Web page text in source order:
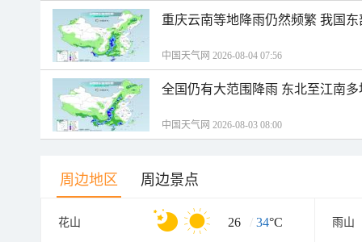
重庆云南等地降雨仍然频繁 我国
中国天气网 2026-08-04 07:56
全国仍有大范围降雨 东北至江南
中国天气网 2026-08-03 08:00
周边地区 周边景点
花山 26 / 34°C 雨山